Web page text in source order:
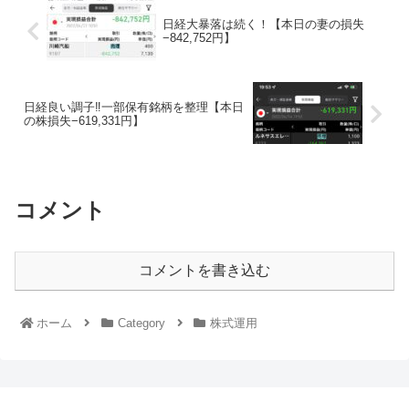
日経大暴落は続く！【本日の妻の損失
−842,752円】
日経良い調子‼︎一部保有銘柄を整理【本日
の株損失−619,331円】
コメント
コメントを書き込む
ホーム Category 株式運用